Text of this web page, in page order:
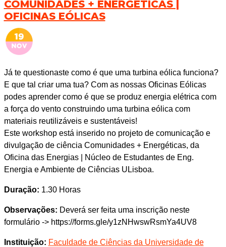
COMUNIDADES + ENERGÉTICAS |
OFICINAS EÓLICAS
Já te questionaste como é que uma turbina eólica funciona?
E que tal criar uma tua? Com as nossas Oficinas Eólicas
podes aprender como é que se produz energia elétrica com
a força do vento construindo uma turbina eólica com
materiais reutilizáveis e sustentáveis!
Este workshop está inserido no projeto de comunicação e
divulgação de ciência Comunidades + Energéticas, da
Oficina das Energias | Núcleo de Estudantes de Eng.
Energia e Ambiente de Ciências ULisboa.
Duração: 1.30 Horas
Observações: Deverá ser feita uma inscrição neste
formulário -> https://forms.gle/y1zNHwswRsmYa4UV8
Instituição: Faculdade de Ciências da Universidade de